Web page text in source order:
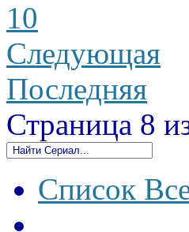
10
Следующая
Последняя
Страница 8
Список